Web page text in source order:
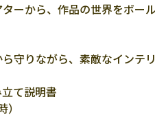
ーから、作品の世界をボ
りながら、素敵なインテ
て説明書